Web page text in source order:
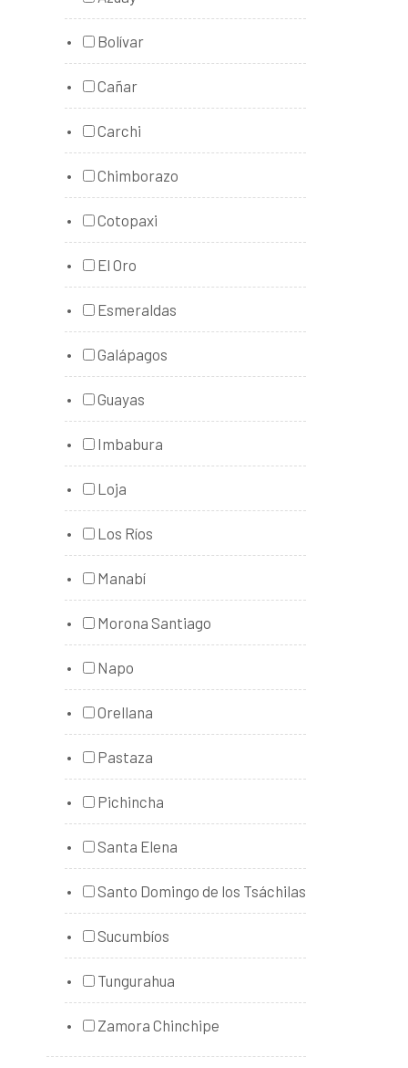
Bolívar
Cañar
Carchi
Chimborazo
Cotopaxi
El Oro
Esmeraldas
Galápagos
Guayas
Imbabura
Loja
Los Ríos
Manabí
Morona Santiago
Napo
Orellana
Pastaza
Pichincha
Santa Elena
Santo Domingo de los Tsáchilas
Sucumbíos
Tungurahua
Zamora Chinchipe